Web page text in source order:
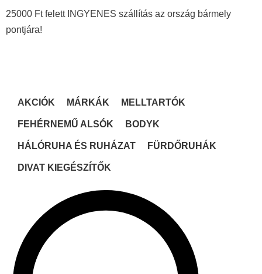
25000 Ft felett INGYENES szállítás az ország bármely
pontjára!
AKCIÓK MÁRKÁK MELLTARTÓK
FEHÉRNEMŰ ALSÓK BODYK
HÁLÓRUHA ÉS RUHÁZAT FÜRDŐRUHÁK
DIVAT KIEGÉSZÍTŐK